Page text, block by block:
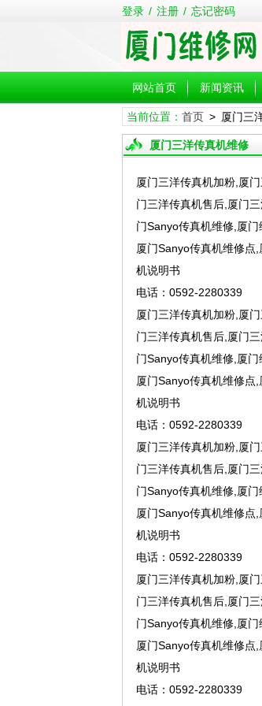
登录 / 注册 / 忘记密码
网站首页 新闻资讯
当前位置： 首页> 厦门三
厦门三洋传真机维修
厦门三洋传真机加粉,厦
门三洋传真机售后,厦门
门Sanyo传真机维修,厦
厦门Sanyo传真机维修点
机说明书
电话：0592-2280339
厦门三洋传真机加粉,厦
门三洋传真机售后,厦门
门Sanyo传真机维修,厦
厦门Sanyo传真机维修点
机说明书
电话：0592-2280339
厦门三洋传真机加粉,厦
门三洋传真机售后,厦门
门Sanyo传真机维修,厦
厦门Sanyo传真机维修点
机说明书
电话：0592-2280339
厦门三洋传真机加粉,厦
门三洋传真机售后,厦门
门Sanyo传真机维修,厦
厦门Sanyo传真机维修点
机说明书
电话：0592-2280339